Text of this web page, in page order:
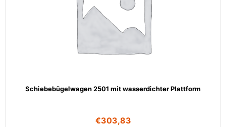
Schiebebügelwagen 2501 mit wasserdichter Plattform
€303,83